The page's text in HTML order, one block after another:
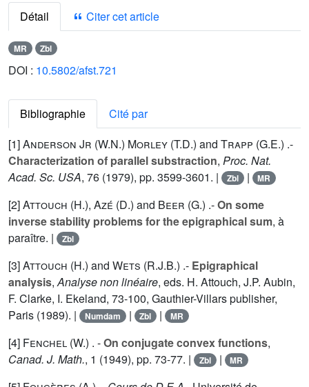
Détail Citer cet article
MR Zbl
DOI : 10.5802/afst.721
Bibliographie
Cité par
[1]Anderson Jr (W.N.) Morley (T.D.) and Trapp (G.E.) .-
Characterization of parallel substraction, Proc. Nat.
Acad. Sc. USA, 76 (1979), pp. 3599-3601. | Zbl | MR
[2]Attouch (H.), Azé (D.) and Beer (G.) .-On some
inverse stability problems for the epigraphical sum, à
paraître. |
Zbl
[3]Attouch (H.) and Wets (R.J.B.) .- Epigraphical
analysis,Analyse non linéaire, eds. H. Attouch, J.P. Aubin,
F. Clarke, I. Ekeland, 73-100, Gauthier-Villars publisher,
Paris (1989). |
Numdam | Zbl | MR
[4] Fenchel (W.) . -On conjugate convex functions,
Canad. J. Math., 1 (1949), pp. 73-77. | Zbl | MR